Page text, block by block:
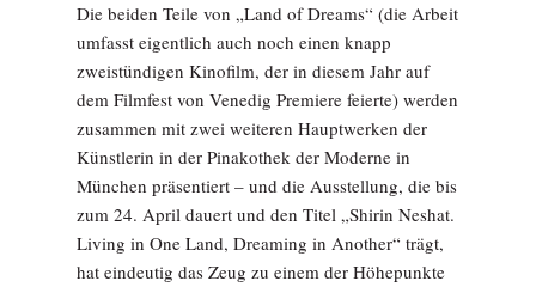
Die beiden Teile von „Land of Dreams“ (die Arbeit
umfasst eigentlich auch noch einen knapp
zweistündigen Kinofilm, der in diesem Jahr auf
dem Filmfest von Venedig Premiere feierte) werden
zusammen mit zwei weiteren Hauptwerken der
Künstlerin in der Pinakothek der Moderne in
München präsentiert – und die Ausstellung, die bis
zum 24. April dauert und den Titel „Shirin Neshat.
Living in One Land, Dreaming in Another“ trägt,
hat eindeutig das Zeug zu einem der Höhepunkte